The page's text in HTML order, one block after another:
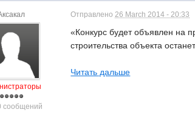
сообщений
Отправлено26 March 2014 - 20:33
«Конкурс будет объявлен на
строительства объекта
Читать дальше